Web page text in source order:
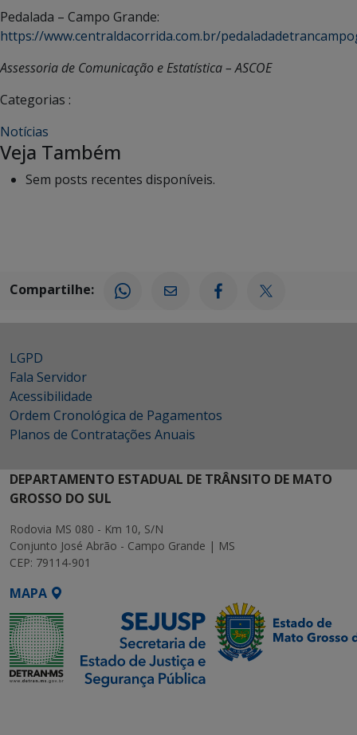
Pedalada – Campo Grande:
https://www.centraldacorrida.com.br/
Assessoria de Comunicação e Estatística – ASCOE
Categorias :
Notícias
Veja Também
Sem posts recentes disponíveis.
Compartilhe:
LGPD
Fala Servidor
Acessibilidade
Ordem Cronológica de Pagamentos
Planos de Contratações Anuais
DEPARTAMENTO ESTADUAL DE TRÂNSITO DE MATO
GROSSO DO SUL
Rodovia MS 080 - Km 10, S/N
Conjunto José Abrão - Campo Grande | MS
CEP: 79114-901
MAPA